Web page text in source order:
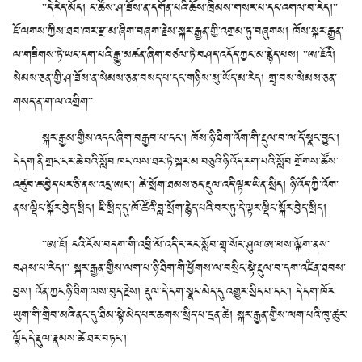
་་དེ་རེད་མོད། ང་ཚོས་ཤ་ཟོས་ན་དགོན་པའི་ཆོས་ཁྲིམས་གསར་པ་དང་འགལ་བ་རེད།་་
ཇོ་ལགས་ཀྱིས་ཐབ་ཁར་རྫ་མ་ཞིག་བཞག་རྗེས་སྐར་རྒྱན་གྱི་འགྲམ་ཏུ་བཞུགས། ཁོས་སྐར་རྒྱན་
ལ་གཟིགས་ཏེ་ཡང་དག་པའི་རྒྱུ་མཚན་ཞིག་བཙལ་ཏེ་བཤད་འདོད་ཀྱང་མ་རྙེད་པས། ་་ཨ་ཇོའི།
སེམས་ཅན་གྱི་ཤ་ཟོས་ན་སེམས་ཅན་བསད་པ་དང་གཉིས་སུ་ཡོད་མ་རེད། གྲྭ་བས་སེམས་ཅན་
གསད་ན་ག་ལ་འགྲིག་་
སྐར་རྒྱམ་གྱིས་འདང་ཞིག་བརྒྱབ་པ་དང་། ཁོས་ཉི་ཐིག་འོག་གི་རྡུལ་བ་ལ་དོ་སྣང་བྱུང་།
དེ་དག་ནི་གྲང་ངར་ཆེ་བའི་སློབ་ཁང་ལས་ཐར་ཏེ་སྐར་མ་བཅུའི་ཉི་འོད་རག་པའི་སློབ་གྲོགས་ཚོས་
འཚུབ་ཆ་བྱེད་པར་ཅི་ནས་འདྲ་ཨང་། ཚེ་སྲོག་ཐམས་ཅད་རྡུལ་འདི་ལྟར་ཡིན་སྲིད། ཉི་འོད་ཀྱི་འོག་
ནས་ལྡིང་སྐོར་བྱེད་སྲིད། ཇི་སྲིད་དུ་ཁོ་ཚོའི་བླ་སྲོག་རྙེད་པའི་བར་ཏུ་དེ་ལྟར་ལྡིང་སྐོར་བྱེད་སྲིད།
་་ཨ་ཇོ། ངའི་ངོས་བདག་གི་འབྲི་མོ་འདི་ང་རང་སློབ་གྲྭ་སོང་ཤུལ་ཨ་ཕས་ལྐོག་ནས་
བཤས་པ་རེད།་་ སྐར་རྒྱན་གྱིས་ལག་པ་ཉི་ཐིག་གི་ཕྱོགས་ལ་བསྲིང་སྟེ་རྡུལ་བ་དག་འཛིན་ཐབས་
བྱས། འོན་ཀྱང་ཉི་ཐིག་ལས་བུད་རྗེས། རྡུལ་དེ་དག་སྣང་མེད་དུ་འགྱུར་སྲིད་པ་དང་། དེ་དག་ཁོར་
ཡུག་གི་གྲིབ་མའི་ནང་དུ་ཐིམ་སྟེ་མེད་པར་ཆགས་སྲིད་པ་དྲན་ཚེ། སྐར་རྒྱན་གྱིས་ལག་པའི་ཁུ་ཚུར་
ལྷོད་དེ་རྡུལ་རྣམས་ཚེ་ཐར་བཏང་།